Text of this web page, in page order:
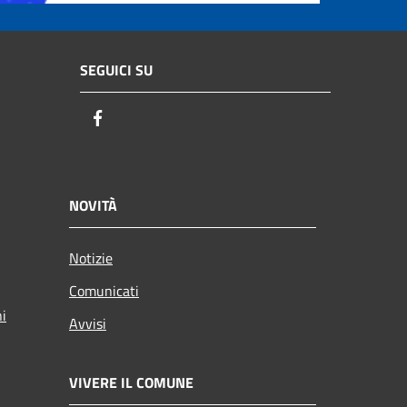
SEGUICI SU
NOVITÀ
Notizie
Comunicati
Avvisi
VIVERE IL COMUNE